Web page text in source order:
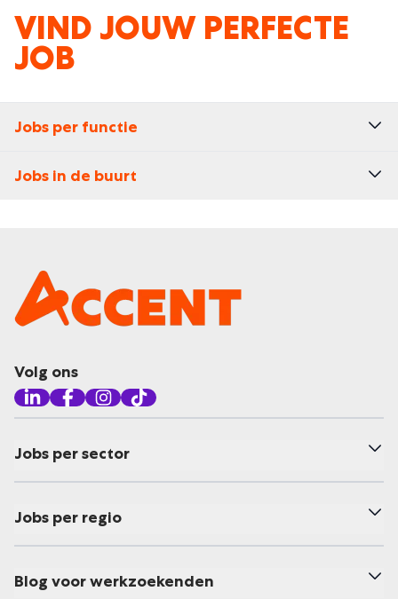
VIND JOUW PERFECTE
JOB
Jobs per functie
Jobs in de buurt
Volg ons
Jobs per sector
Jobs per regio
Blog voor werkzoekenden